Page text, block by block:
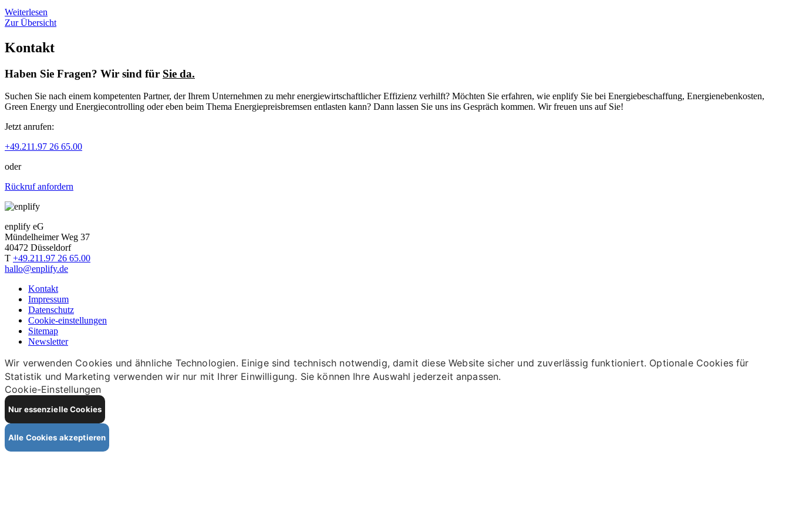
Weiterlesen
Zur Übersicht
Kontakt
Haben Sie Fragen? Wir sind für Sie da.
Suchen Sie nach einem kompetenten Partner, der Ihrem Unternehmen zu mehr energiewirtschaftlicher Effizienz verhilft? Möchten Sie erfahren, wie enplify Sie bei Energiebeschaffung, Energienebenkosten,
Green Energy und Energiecontrolling oder eben beim Thema Energiepreisbremsen entlasten kann? Dann lassen Sie uns ins Gespräch kommen. Wir freuen uns auf Sie!
Jetzt anrufen:
+49.211.97 26 65.00
oder
Rückruf anfordern
enplify eG
Mündelheimer Weg 37
40472 Düsseldorf
T +49.211.97 26 65.00
hallo@enplify.de
Kontakt
Impressum
Datenschutz
Cookie-einstellungen
Sitemap
Newsletter
Wir verwenden Cookies und ähnliche Technologien. Einige sind technisch notwendig, damit diese Website sicher und zuverlässig funktioniert. Optionale Cookies für
Statistik und Marketing verwenden wir nur mit Ihrer Einwilligung. Sie können Ihre Auswahl jederzeit anpassen.
Cookie-Einstellungen
Nur essenzielle Cookies
Alle Cookies akzeptieren